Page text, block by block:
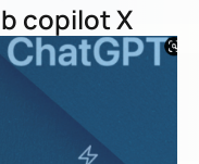
copilot X